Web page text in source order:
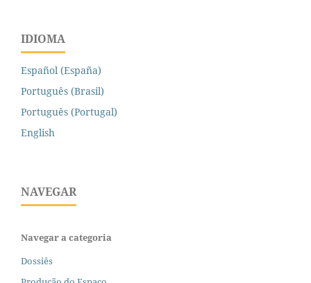
IDIOMA
Español (España)
Português (Brasil)
Português (Portugal)
English
NAVEGAR
Navegar a categoria
Dossiês